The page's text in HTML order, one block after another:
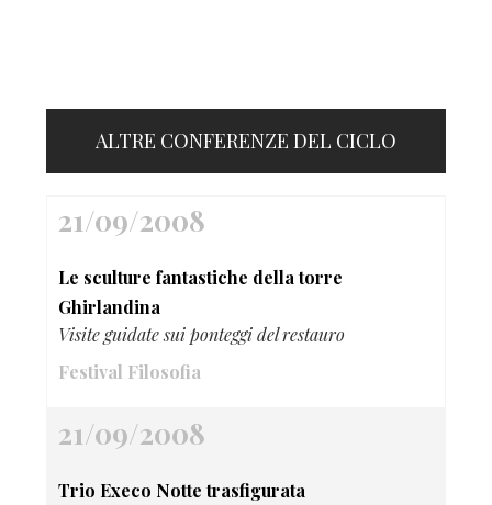
ALTRE CONFERENZE DEL CICLO
21/09/2008
Le sculture fantastiche della torre
Ghirlandina
Visite guidate sui ponteggi del restauro
Festival Filosofia
21/09/2008
Trio Execo Notte trasfigurata